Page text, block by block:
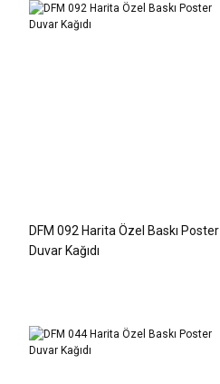
DFM 092 Harita Özel Baskı Poster
Duvar Kağıdı